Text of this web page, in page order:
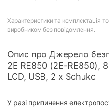
Характеристики та комплектація
виробником без повідомлення.
Опис про Джерело
2E RE850 (2E-RE850),
LCD, USB, 2 x Schuko
У разі припинення